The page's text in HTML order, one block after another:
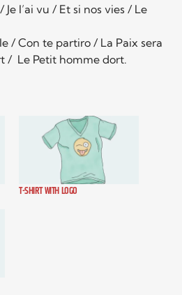
l’ai vu / Et si nos vies / Le
/ Con te partiro / La Paix sera
/ Le Petit homme dort.
T-SHIRT WITH LOGO